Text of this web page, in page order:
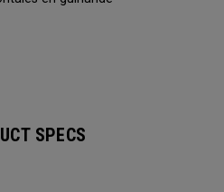
SPECS